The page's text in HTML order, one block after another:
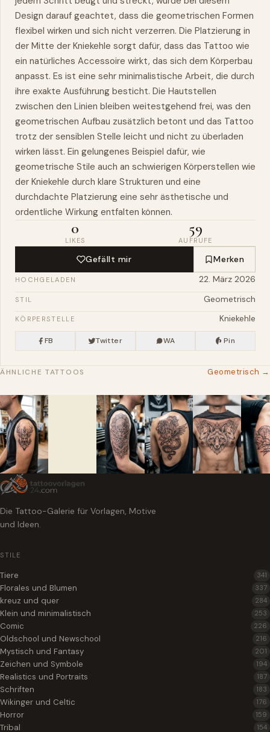
Design darauf geachtet, dass die geometrischen Formen
flexibel wirken und sich nicht verzerren. Die Platzierung in
der Mitte der Kniekehle sorgt dafür, dass das Tattoo wie
ein natürliches Accessoire wirkt, das sich dem Körperbau
anpasst. Es ist eine sehr minimalistische Arbeit, die durch
ihre exakte Ausführung besticht. Die Hautstellen
zwischen den Linien bleiben weitestgehend frei, was den
geometrischen Aufbau zusätzlich betont und das Tattoo
trotz der sensiblen Stelle leicht und nicht zu überladen
wirken lässt. Ein gelungenes Beispiel dafür, wie
geometrische Stile auch an schwierigen Körperstellen wie
der Kniekehle durch klare Strukturen und eine
durchdachte Platzierung eine sehr ästhetische und
ordentliche Wirkung entfalten können.
0
LIKES
59
AUFRUFE
Gefällt mir Merken
HOCHGELADEN 22. März 2026
STIL Geometrisch
KÖRPERSTELLE Kniekehle
FB Twitter WA Pin
ÄHNLICHE TATTOOS Geometrisch →
Die Tattoo-Galerie für Vorlagen, Motive
und Ideen.
STILE
Tiere 341
Florales und Blumen 337
kreuz und quer 284
Klein und minimalistisch 253
Comic 226
Oldschool und Newschool 216
Mystisch und Fantasy 201
Zeichen und Symbole 194
Realistics und Portraits 187
Schriften 183
Wikinger und Celtic 176
Horror 159
Tribal 154